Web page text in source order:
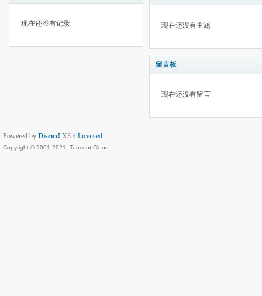
现在还没有记录 现在还没有主题
留言板
现在还没有留言
Powered by Discuz! X3.4 Licensed
Copyright © 2001-2021, Tencent Cloud.